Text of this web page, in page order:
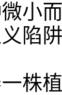
小
陷
株